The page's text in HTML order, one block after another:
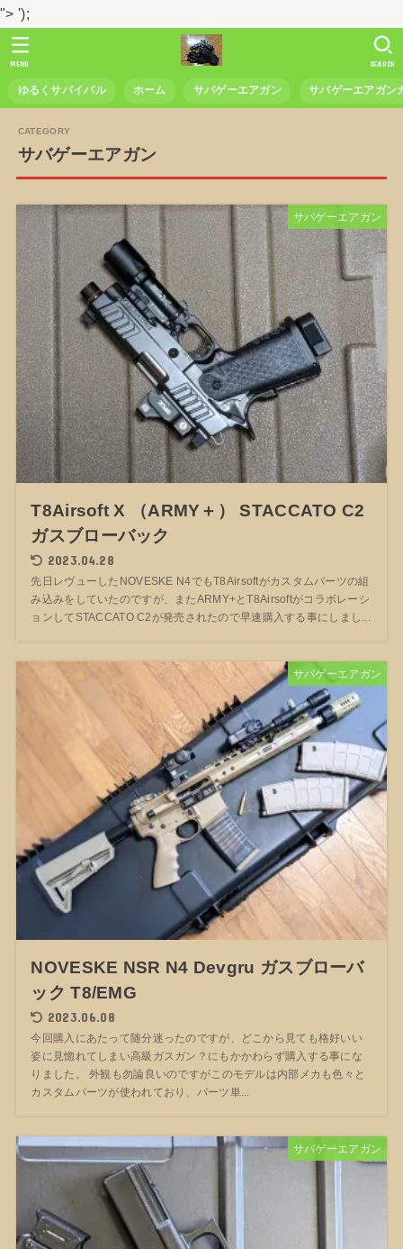
"> ');
ゆるくサバイバル ホーム サバゲーエアガン サバゲーエアガン
SEARCH
MENU
サバゲーエアガン
サバゲーエアガン
T8Airsoft X （ARMY＋） STACCATO C2
ガスブローバック
2023.04.28
先日レヴューしたNOVESKE N4でもT8Airsoftがカスタムパーツの組
み込みをしていたのですが、またARMY+とT8Airsoftがコラボレーシ
ョンしてSTACCATO C2が発売されたので早速購入する事にしまし...
サバゲーエアガン
NOVESKE NSR N4 Devgru ガスブローバ
ック T8/EMG
2023.06.08
今回購入にあたって随分迷ったのですが、どこから見ても格好いい
姿に見惚れてしまい高級ガスガン？にもかかわらず購入する事にな
りました。 外観も勿論良いのですがこのモデルは内部メカも色々と
カスタムパーツが使われており、パーツ単...
サバゲーエアガン